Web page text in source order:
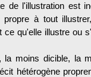
de l'illustration est
propre à tout
ce qu'elle illustre ou
la moins dicible, la
hétérogène